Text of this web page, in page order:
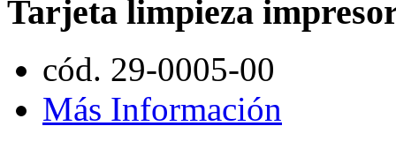
Tarjeta limpieza
cód. 29-0005-00
Más Información